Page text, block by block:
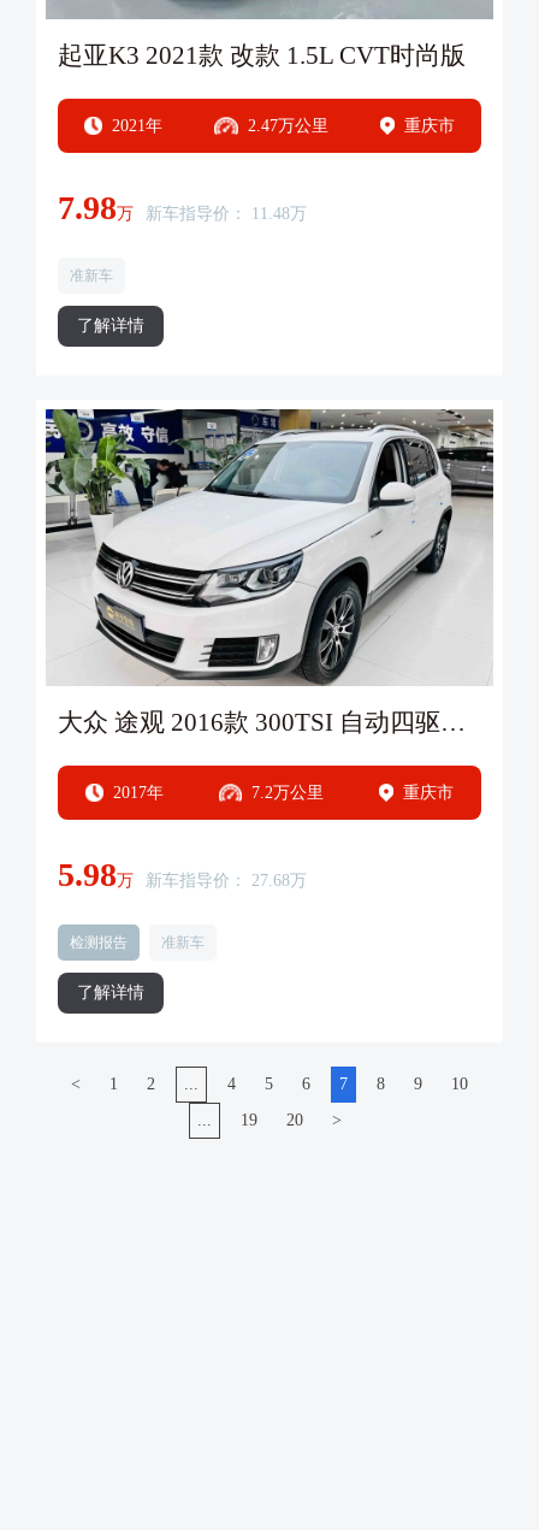
起亚K3 2021款 改款 1.5L CVT时尚版
2021年 2.47万公里 重庆市
7.98万 新车指导价： 11.48万
准新车
了解详情
大众 途观 2016款 300TSI 自动四驱豪华版
2017年 7.2万公里 重庆市
5.98万 新车指导价： 27.68万
检测报告 准新车
了解详情
< 1 2 4 5 6 7 8 9
10
19 20 >